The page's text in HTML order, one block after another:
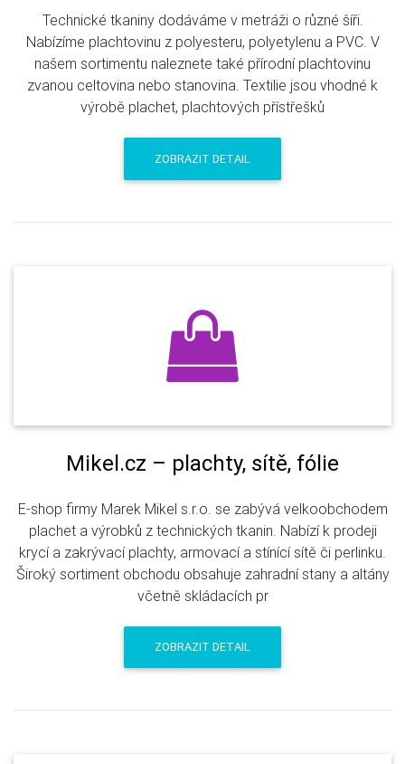
Technické tkaniny dodáváme v metráži o různé šíři.
Nabízíme plachtovinu z polyesteru, polyetylenu a PVC. V
našem sortimentu naleznete také přírodní plachtovinu
zvanou celtovina nebo stanovina. Textilie jsou vhodné k
výrobě plachet, plachtových přístřešků
ZOBRAZIT DETAIL
Mikel.cz – plachty, sítě, fólie
E-shop firmy Marek Mikel s.r.o. se zabývá velkoobchodem
plachet a výrobků z technických tkanin. Nabízí k prodeji
krycí a zakrývací plachty, armovací a stínící sítě či perlinku.
Široký sortiment obchodu obsahuje zahradní stany a altány
včetně skládacích pr
ZOBRAZIT DETAIL